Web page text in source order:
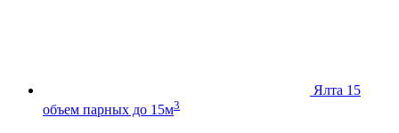
Ялта 15
объем парных до 15м3